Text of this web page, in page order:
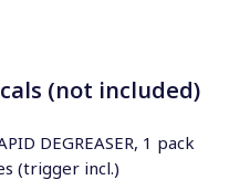
(not included)
DEGREASER, 1 pack
(trigger incl.)